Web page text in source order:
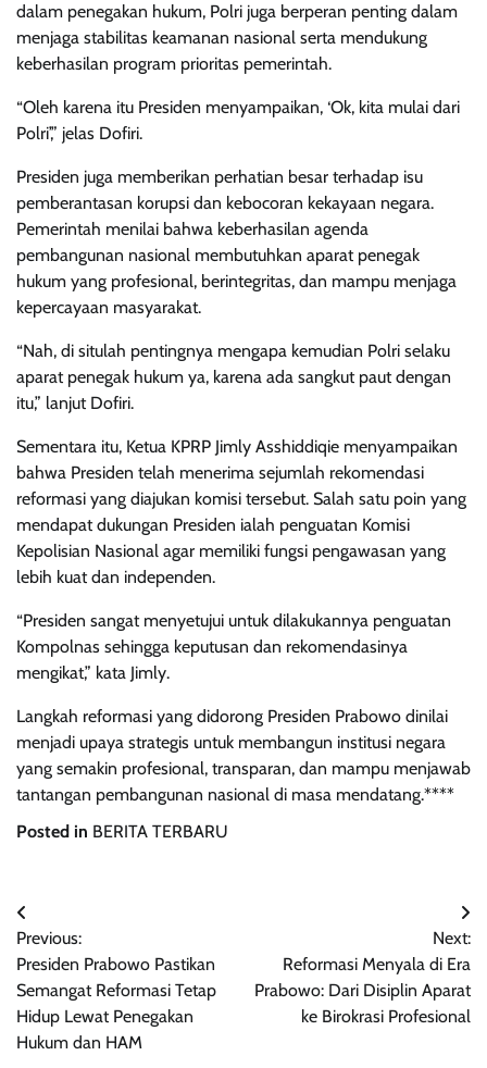
dalam penegakan hukum, Polri juga berperan penting dalam
menjaga stabilitas keamanan nasional serta mendukung
keberhasilan program prioritas pemerintah.
“Oleh karena itu Presiden menyampaikan, ‘Ok, kita mulai dari
Polri’,” jelas Dofiri.
Presiden juga memberikan perhatian besar terhadap isu
pemberantasan korupsi dan kebocoran kekayaan negara.
Pemerintah menilai bahwa keberhasilan agenda
pembangunan nasional membutuhkan aparat penegak
hukum yang profesional, berintegritas, dan mampu menjaga
kepercayaan masyarakat.
“Nah, di situlah pentingnya mengapa kemudian Polri selaku
aparat penegak hukum ya, karena ada sangkut paut dengan
itu,” lanjut Dofiri.
Sementara itu, Ketua KPRP Jimly Asshiddiqie menyampaikan
bahwa Presiden telah menerima sejumlah rekomendasi
reformasi yang diajukan komisi tersebut. Salah satu poin yang
mendapat dukungan Presiden ialah penguatan Komisi
Kepolisian Nasional agar memiliki fungsi pengawasan yang
lebih kuat dan independen.
“Presiden sangat menyetujui untuk dilakukannya penguatan
Kompolnas sehingga keputusan dan rekomendasinya
mengikat,” kata Jimly.
Langkah reformasi yang didorong Presiden Prabowo dinilai
menjadi upaya strategis untuk membangun institusi negara
yang semakin profesional, transparan, dan mampu menjawab
tantangan pembangunan nasional di masa mendatang.****
Posted in BERITA TERBARU
Post
navigation
Previous:
Presiden Prabowo Pastikan
Semangat Reformasi Tetap
Hidup Lewat Penegakan
Hukum dan HAM
Next:
Reformasi Menyala di Era
Prabowo: Dari Disiplin Aparat
ke Birokrasi Profesional